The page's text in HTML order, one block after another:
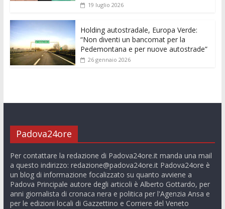
19 luglio 2026
Holding autostradale, Europa Verde:
“Non diventi un bancomat per la
Pedemontana e per nuove autostrade”
26 gennaio 2026
Padova24ore
Per contattare la redazione di Padova24ore.it manda una mail
a questo indirizzo: redazione@padova24ore.itPadova24ore è
un blog di informazione focalizzato su quanto avviene a
Padova Principale autore degli articoli è Alberto Gottardo, per
anni giornalista di cronaca nera e politica per l'Agenzia Ansa e
per le edizioni locali di Gazzettino e Corriere del Veneto